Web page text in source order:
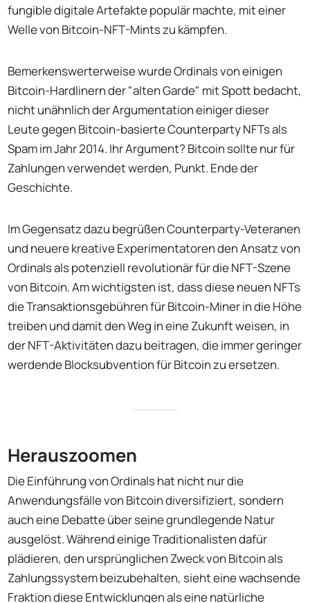
fungible digitale Artefakte populär machte, mit einer
Welle von Bitcoin-NFT-Mints zu kämpfen.
Bemerkenswerterweise wurde Ordinals von einigen
Bitcoin-Hardlinern der "alten Garde" mit Spott bedacht,
nicht unähnlich der Argumentation einiger dieser
Leute gegen Bitcoin-basierte Counterparty NFTs als
Spam im Jahr 2014. Ihr Argument? Bitcoin sollte nur für
Zahlungen verwendet werden, Punkt. Ende der
Geschichte.
Im Gegensatz dazu begrüßen Counterparty-Veteranen
und neuere kreative Experimentatoren den Ansatz von
Ordinals als potenziell revolutionär für die NFT-Szene
von Bitcoin. Am wichtigsten ist, dass diese neuen NFTs
die Transaktionsgebühren für Bitcoin-Miner in die Höhe
treiben und damit den Weg in eine Zukunft weisen, in
der NFT-Aktivitäten dazu beitragen, die immer geringer
werdende Blocksubvention für Bitcoin zu ersetzen.
Herauszoomen
Die Einführung von Ordinals hat nicht nur die
Anwendungsfälle von Bitcoin diversifiziert, sondern
auch eine Debatte über seine grundlegende Natur
ausgelöst. Während einige Traditionalisten dafür
plädieren, den ursprünglichen Zweck von Bitcoin als
Zahlungssystem beizubehalten, sieht eine wachsende
Fraktion diese Entwicklungen als eine natürliche